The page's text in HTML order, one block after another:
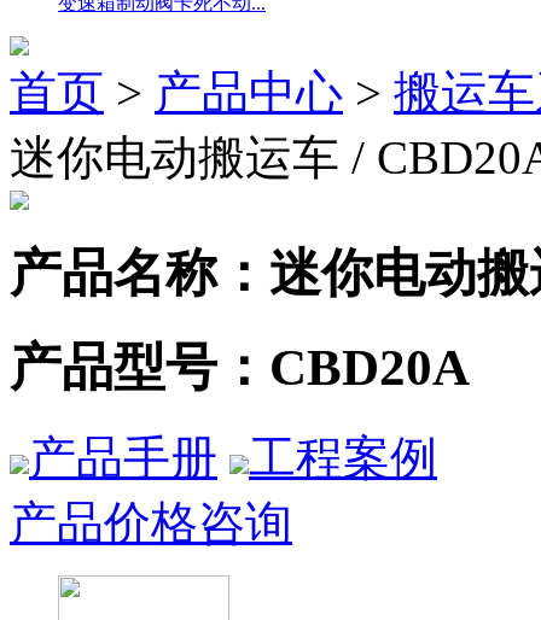
首页 > 产品中心 > 搬运
迷你电动搬运车 /
产品名称： 迷你电动
产品型号： CBD20A
产品手册
工程案例
产品价格咨询